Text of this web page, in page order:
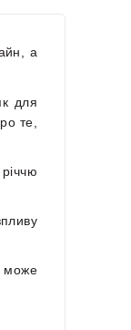
а
для
те,
може